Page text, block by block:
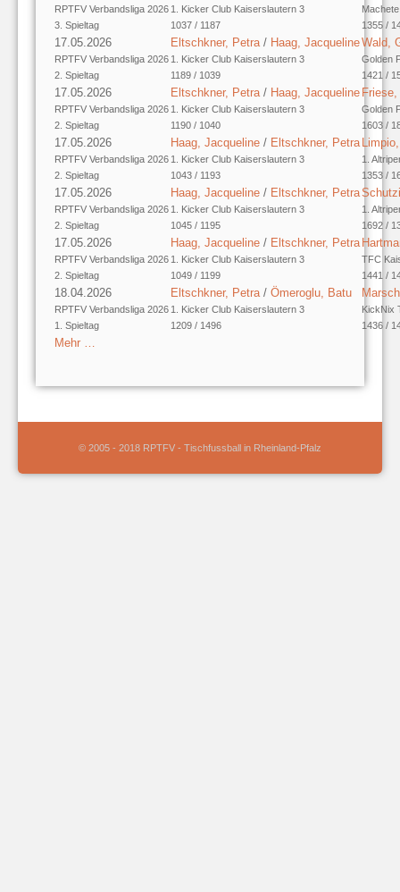
RPTFV Verbandsliga 2026
3. Spieltag
1. Kicker Club Kaiserslautern 3
1037 / 1187
1355 /
17.05.2026
RPTFV Verbandsliga 2026
2. Spieltag
Eltschkner, Petra / Haag, Jacqueline
1. Kicker Club Kaiserslautern 3
1189 / 1039
Wald,
Golden
1421 /
17.05.2026
RPTFV Verbandsliga 2026
2. Spieltag
Eltschkner, Petra / Haag, Jacqueline
1. Kicker Club Kaiserslautern 3
1190 / 1040
Golden
1603 /
17.05.2026
RPTFV Verbandsliga 2026
2. Spieltag
Haag, Jacqueline / Eltschkner, Petra
1. Kicker Club Kaiserslautern 3
1043 / 1193
1.
1353 /
17.05.2026
RPTFV Verbandsliga 2026
2. Spieltag
Haag, Jacqueline / Eltschkner, Petra
1. Kicker Club Kaiserslautern 3
1045 / 1195
1.
1692 /
17.05.2026
RPTFV Verbandsliga 2026
2. Spieltag
Haag, Jacqueline / Eltschkner, Petra
1. Kicker Club Kaiserslautern 3
1049 / 1199
TFC
1441 /
18.04.2026
RPTFV Verbandsliga 2026
1. Spieltag
Eltschkner, Petra / Ömeroglu, Batu
1. Kicker Club Kaiserslautern 3
1209 / 1496
KickNix
1436 /
Mehr …
© 2005 - 2018 RPTFV - Tischfussball in Rheinland-Pfalz